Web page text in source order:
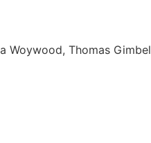
Woywood, Thomas Gimbel